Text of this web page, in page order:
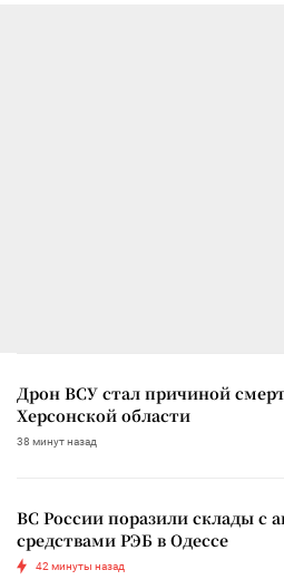
Дрон ВСУ стал причиной
Херсонской области
38 минут назад
ВС России поразили склады с
средствами РЭБ в Одессе
42 минуты назад